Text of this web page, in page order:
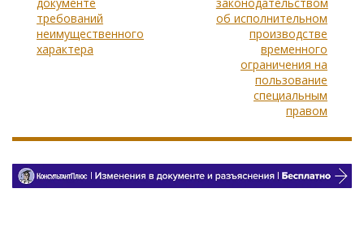
требований
неимущественного
характера
об исполнительном
производстве
временного
ограничения на
пользование
специальным
правом